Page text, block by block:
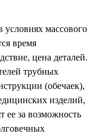
массового
время
цена деталей.
трубных
(обечаек),
изделий,
ее за возможность